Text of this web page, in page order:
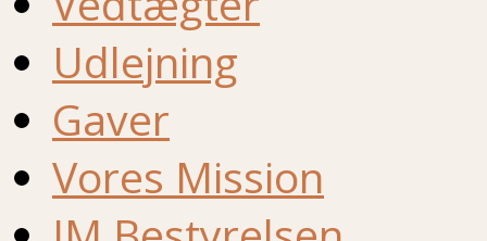
Udlejning
Gaver
Vores Mission